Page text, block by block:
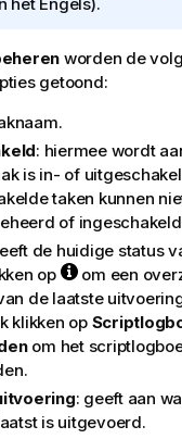
worden de
getoond:
: hiermee wordt
is in- of
taken kunnen
of
de huidige status
op
om een
de laatste
klikken op
om het
: geeft aan
is uitgevoerd.